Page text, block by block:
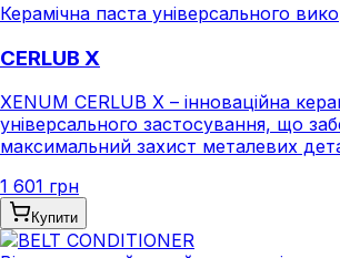
Керамічна паста універсального
CERLUB X
XENUM CERLUB X – інноваційна
універсального застосування, що
максимальний захист металевих
1 601 грн
Купити